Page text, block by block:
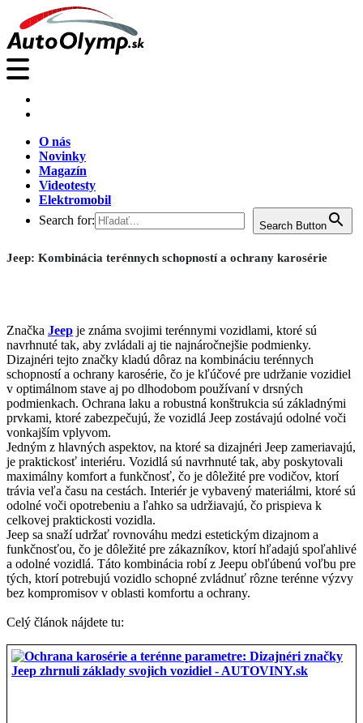
O nás
Novinky
Magazín
Videotesty
Elektromobil
Search for:
Search Button
Jeep: Kombinácia terénnych schopností a ochrany karosérie
Značka Jeep je známa svojimi terénnymi vozidlami, ktoré sú
navrhnuté tak, aby zvládali aj tie najnáročnejšie podmienky.
Dizajnéri tejto značky kladú dôraz na kombináciu terénnych
schopností a ochrany karosérie, čo je kľúčové pre udržanie vozidiel
v optimálnom stave aj po dlhodobom používaní v drsných
podmienkach. Ochrana laku a robustná konštrukcia sú základnými
prvkami, ktoré zabezpečujú, že vozidlá Jeep zostávajú odolné voči
vonkajším vplyvom.
Jedným z hlavných aspektov, na ktoré sa dizajnéri Jeep zameriavajú,
je praktickosť interiéru. Vozidlá sú navrhnuté tak, aby poskytovali
maximálny komfort a funkčnosť, čo je dôležité pre vodičov, ktorí
trávia veľa času na cestách. Interiér je vybavený materiálmi, ktoré sú
odolné voči opotrebeniu a ľahko sa udržiavajú, čo prispieva k
celkovej praktickosti vozidla.
Jeep sa snaží udržať rovnováhu medzi estetickým dizajnom a
funkčnosťou, čo je dôležité pre zákazníkov, ktorí hľadajú spoľahlivé
a odolné vozidlá. Táto kombinácia robí z Jeepu obľúbenú voľbu pre
tých, ktorí potrebujú vozidlo schopné zvládnuť rôzne terénne výzvy
bez kompromisov v oblasti komfortu a ochrany.
Celý článok nájdete tu: